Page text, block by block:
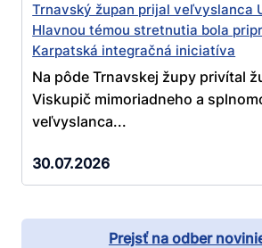
Trnavský župan prijal veľvyslanca
Hlavnou témou stretnutia bola
Karpatská integračná iniciatíva
Na pôde Trnavskej župy privítal
Viskupič mimoriadneho a
veľvyslanca...
30.07.2026
Prejsť na odber